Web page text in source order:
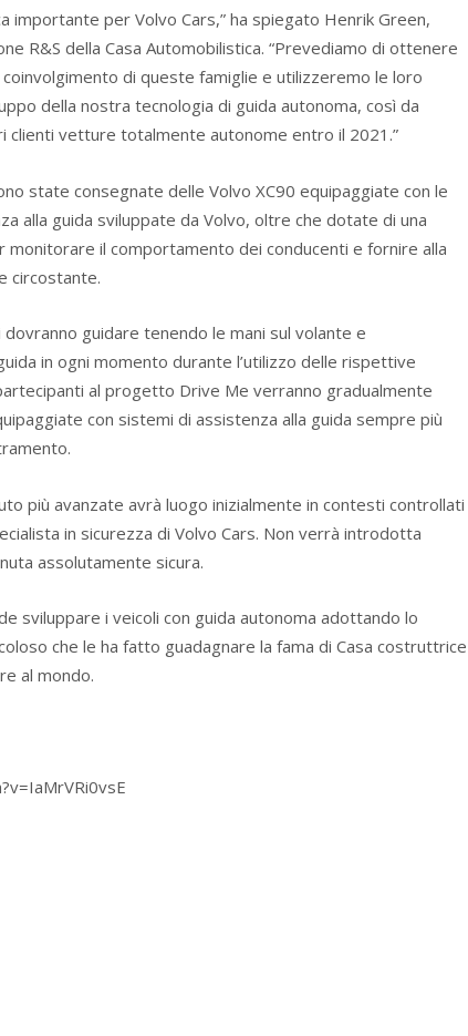
importante per Volvo Cars,” ha spiegato Henrik Green,
R&S della Casa Automobilistica. “Prevediamo di ottenere
di queste famiglie e utilizzeremo le loro
della nostra tecnologia di guida autonoma, così da
clienti vetture totalmente autonome entro il 2021.”
state consegnate delle Volvo XC90 equipaggiate con le
alla guida sviluppate da Volvo, oltre che dotate di una
il comportamento dei conducenti e fornire alla
circostante.
guidare tenendo le mani sul volante e
in ogni momento durante l’utilizzo delle rispettive
al progetto Drive Me verranno gradualmente
con sistemi di assistenza alla guida sempre più
più avanzate avrà luogo inizialmente in contesti controllati
in sicurezza di Volvo Cars. Non verrà introdotta
assolutamente sicura.
sviluppare i veicoli con guida autonoma adottando lo
che le ha fatto guadagnare la fama di Casa costruttrice
al mondo.